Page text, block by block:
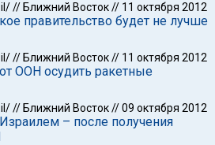
// Ближний Восток// 11 октября 2012
правительство будет не лучше
// Ближний Восток// 11 октября 2012
ООН осудить ракетные
// Ближний Восток//09 октября 2012
– после получения